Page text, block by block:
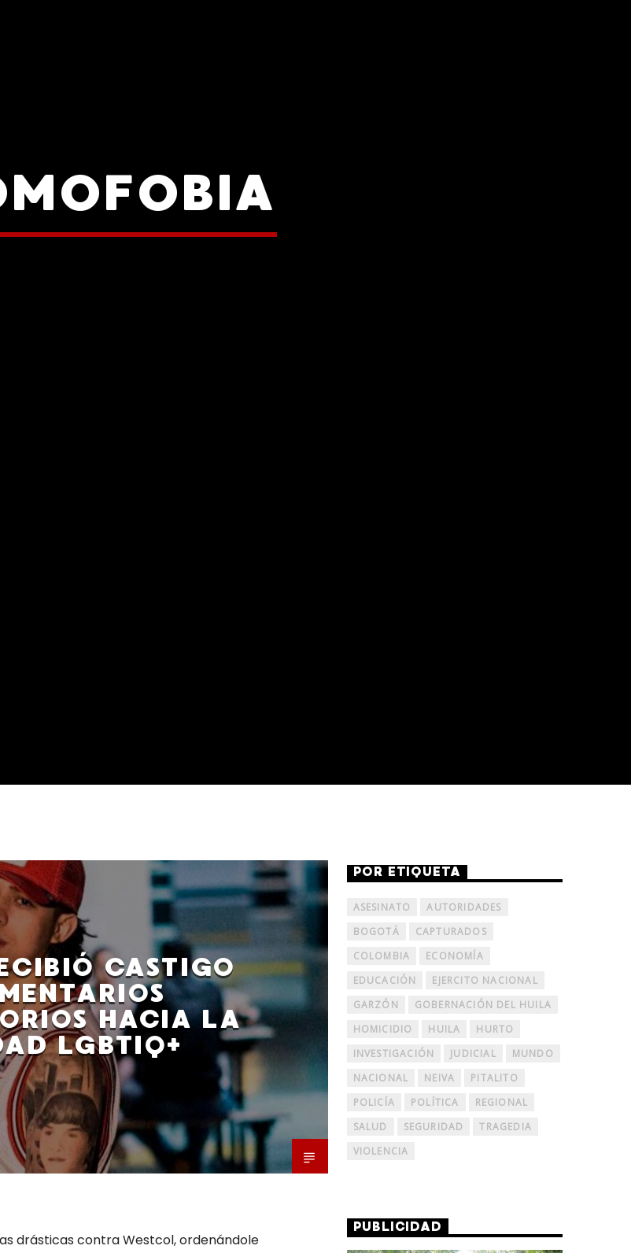
CASTIGO
HACIA LA
LGBTIQ+
drásticas contra Westcol, ordenándole
POR ETIQUETA
ASESINATO
AUTORIDADES
BOGOTÁ
CAPTURADOS
COLOMBIA
ECONOMÍA
EDUCACIÓN
EJERCITO NACIONAL
GARZÓN
GOBERNACIÓN DEL HUILA
HOMICIDIO
HUILA
HURTO
INVESTIGACIÓN
JUDICIAL
MUNDO
NACIONAL
NEIVA
PITALITO
POLICÍA
POLÍTICA
REGIONAL
SALUD
SEGURIDAD
TRAGEDIA
VIOLENCIA
PUBLICIDAD